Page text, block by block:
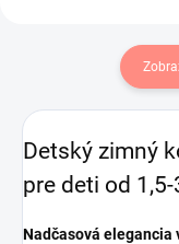
Detský zimný
pre deti od
Nadčasová elegancia